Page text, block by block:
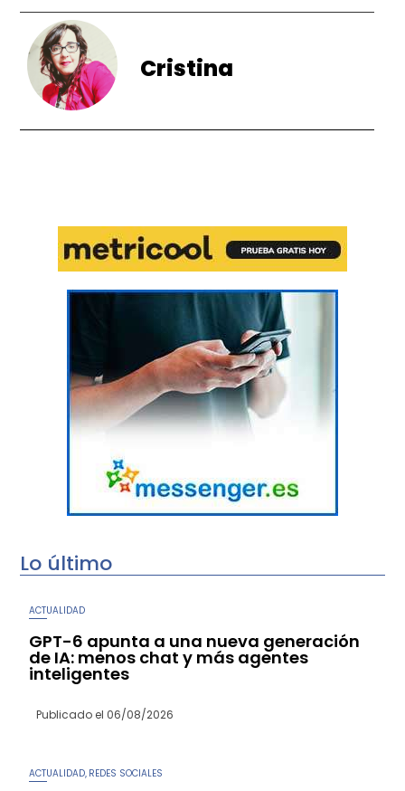
Cristina
Lo último
ACTUALIDAD
GPT-6 apunta a una nueva generación
de IA: menos chat y más agentes
inteligentes
Publicado el 06/08/2026
ACTUALIDAD REDES SOCIALES